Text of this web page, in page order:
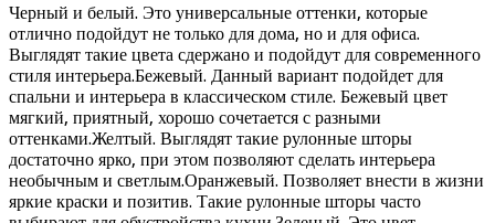
Черный и белый. Это универсальные оттенки, которые
отлично подойдут не только для дома, но и для офиса.
Выглядят такие цвета сдержано и подойдут для современного
стиля интерьера.Бежевый. Данный вариант подойдет для
спальни и интерьера в классическом стиле. Бежевый цвет
мягкий, приятный, хорошо сочетается с разными
оттенками.Желтый. Выглядят такие рулонные шторы
достаточно ярко, при этом позволяют сделать интерьера
необычным и светлым.Оранжевый. Позволяет внести в жизни
яркие краски и позитив. Такие рулонные шторы часто